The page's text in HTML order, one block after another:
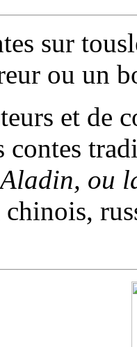
sur
ou un
et de
contes
ou